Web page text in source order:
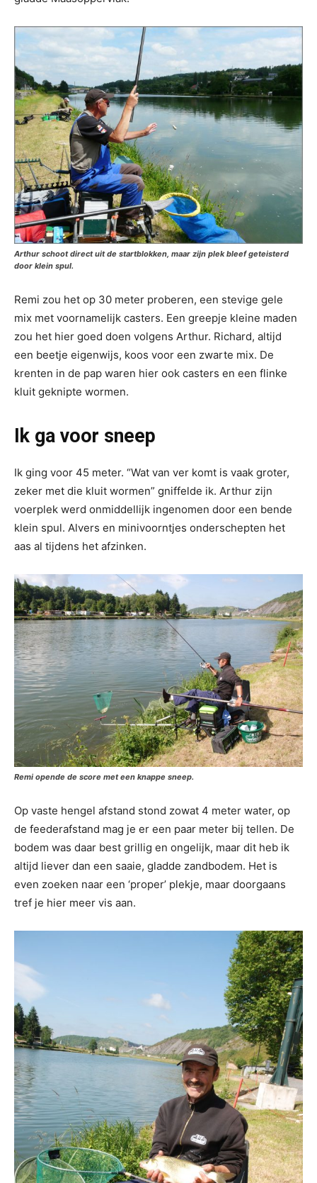
Arthur schoot direct uit de startblokken, maar zijn plek bleef geteisterd
door klein spul.
Remi zou het op 30 meter proberen, een stevige gele
mix met voornamelijk casters. Een greepje kleine maden
zou het hier goed doen volgens Arthur. Richard, altijd
een beetje eigenwijs, koos voor een zwarte mix. De
krenten in de pap waren hier ook casters en een flinke
kluit geknipte wormen.
Ik ga voor sneep
Ik ging voor 45 meter. “Wat van ver komt is vaak groter,
zeker met die kluit wormen” gniffelde ik. Arthur zijn
voerplek werd onmiddellijk ingenomen door een bende
klein spul. Alvers en minivoorntjes onderschepten het
aas al tijdens het afzinken.
Remi opende de score met een knappe sneep.
Op vaste hengel afstand stond zowat 4 meter water, op
de feederafstand mag je er een paar meter bij tellen. De
bodem was daar best grillig en ongelijk, maar dit heb ik
altijd liever dan een saaie, gladde zandbodem. Het is
even zoeken naar een ‘proper’ plekje, maar doorgaans
tref je hier meer vis aan.